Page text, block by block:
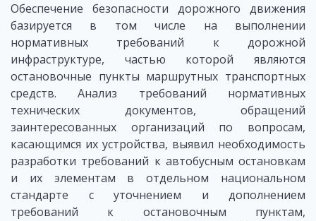
Обеспечение безопасности дорожного движения
базируется в том числе на выполнении
нормативных требований к дорожной
инфраструктуре, частью которой являются
остановочные пункты маршрутных транспортных
средств. Анализ требований нормативных
технических документов, обращений
заинтересованных организаций по вопросам,
касающимся их устройства, выявил необходимость
разработки требований к автобусным остановкам
и их элементам в отдельном национальном
стандарте с уточнением и дополнением
требований к остановочным пунктам,